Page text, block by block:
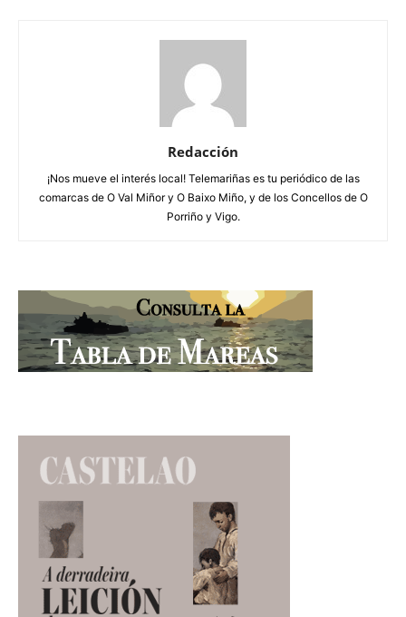
Redacción
¡Nos mueve el interés local! Telemariñas es tu periódico de las
comarcas de O Val Miñor y O Baixo Miño, y de los Concellos de O
Porriño y Vigo.